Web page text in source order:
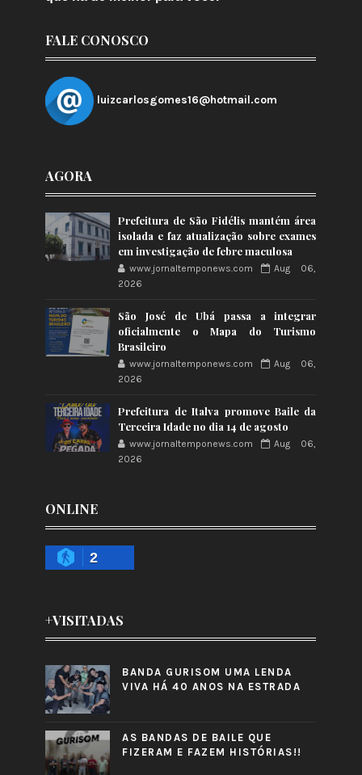
FALE CONOSCO
luizcarlosgomes16@hotmail.com
AGORA
Prefeitura de São Fidélis mantém área
isolada e faz atualização sobre exames
em investigação de febre maculosa
www.jornaltemponews.com
Aug 06,
2026
São José de Ubá passa a integrar
oficialmente o Mapa do Turismo
Brasileiro
www.jornaltemponews.com
Aug 06,
2026
Prefeitura de Italva promove Baile da
Terceira Idade no dia 14 de agosto
www.jornaltemponews.com
Aug 06,
2026
ONLINE
2
+VISITADAS
BANDA GURISOM UMA LENDA
VIVA HÁ 40 ANOS NA ESTRADA
AS BANDAS DE BAILE QUE
FIZERAM E FAZEM HISTÓRIAS!!